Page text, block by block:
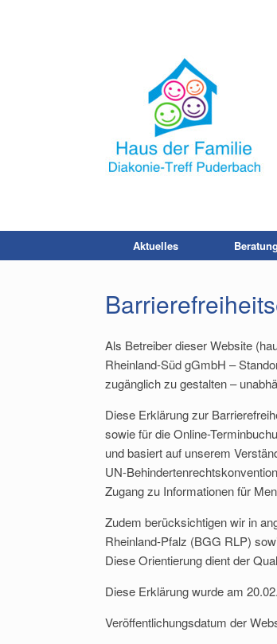
Aktuelles Beratung
Als Betreiber dieser Website
Rheinland-Süd gGmbH –
zugänglich zu gestalten –
Diese Erklärung zur
sowie für die Online-
und basiert auf unserem
UN-
Zugang zu Informationen für
Zudem berücksichtigen wir in
Rheinland-Pfalz (BGG RLP)
Diese Orientierung dient der
Diese Erklärung wurde am
Veröffentlichungsdatum der